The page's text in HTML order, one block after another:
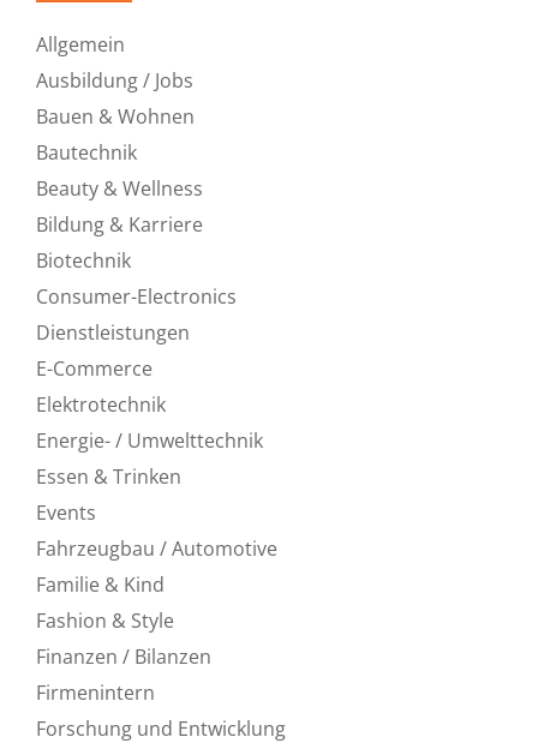
Allgemein
Ausbildung / Jobs
Bauen & Wohnen
Bautechnik
Beauty & Wellness
Bildung & Karriere
Biotechnik
Consumer-Electronics
Dienstleistungen
E-Commerce
Elektrotechnik
Energie- / Umwelttechnik
Essen & Trinken
Events
Fahrzeugbau / Automotive
Familie & Kind
Fashion & Style
Finanzen / Bilanzen
Firmenintern
Forschung und Entwicklung